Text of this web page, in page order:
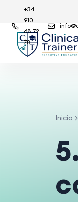
+34
910
68 72
78
Inicio